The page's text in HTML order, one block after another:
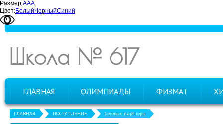
Размер:ААА
Цвет:БелыйЧерныйСиний
Школа № 617
ГЛАВНАЯ ОЛИМПИАДЫ ФИЗМАТ
ГЛАВНАЯ ПОСТУПЛЕНИЕ Сетевые партнеры